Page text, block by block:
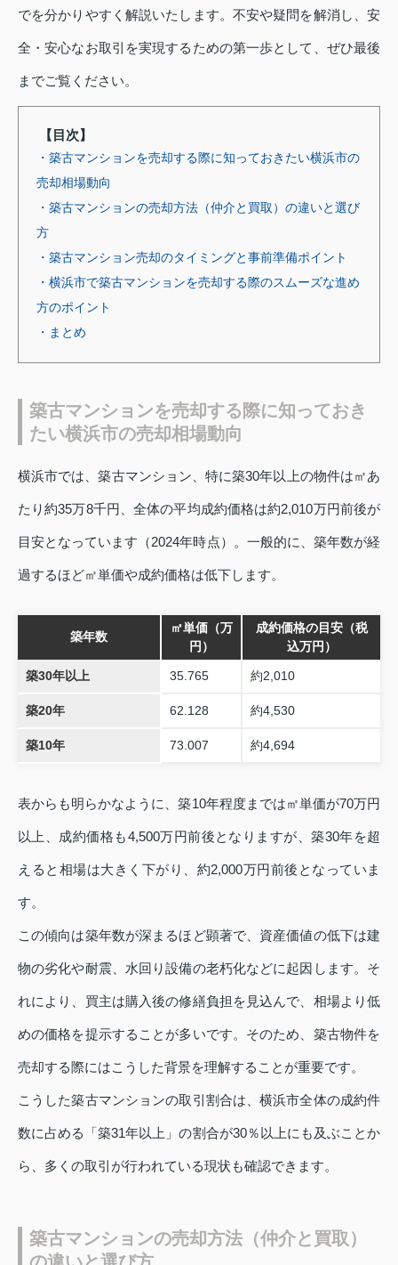
でを分かりやすく解説いたします。不安や疑問を解消し、安
全・安心なお取引を実現するための第一歩として、ぜひ最後
までご覧ください。
【目次】
・築古マンションを売却する際に知っておきたい横浜市の
売却相場動向
・築古マンションの売却方法（仲介と買取）の違いと選び
方
・築古マンション売却のタイミングと事前準備ポイント
・横浜市で築古マンションを売却する際のスムーズな進め
方のポイント
・まとめ
築古マンションを売却する際に知っておき
たい横浜市の売却相場動向
横浜市では、築古マンション、特に築30年以上の物件は㎡あ
たり約35万8千円、全体の平均成約価格は約2,010万円前後が
目安となっています（2024年時点）。一般的に、築年数が経
過するほど㎡単価や成約価格は低下します。
築年数
㎡単価（万
円）
成約価格の目安（税
込万円）
築30年以上 35.765 約2,010
築20年 62.128 約4,530
築10年 73.007 約4,694
表からも明らかなように、築10年程度までは㎡単価が70万円
以上、成約価格も4,500万円前後となりますが、築30年を超
えると相場は大きく下がり、約2,000万円前後となっていま
す。
この傾向は築年数が深まるほど顕著で、資産価値の低下は建
物の劣化や耐震、水回り設備の老朽化などに起因します。そ
れにより、買主は購入後の修繕負担を見込んで、相場より低
めの価格を提示することが多いです。そのため、築古物件を
売却する際にはこうした背景を理解することが重要です。
こうした築古マンションの取引割合は、横浜市全体の成約件
数に占める「築31年以上」の割合が30％以上にも及ぶことか
ら、多くの取引が行われている現状も確認できます。
築古マンションの売却方法（仲介と買取）